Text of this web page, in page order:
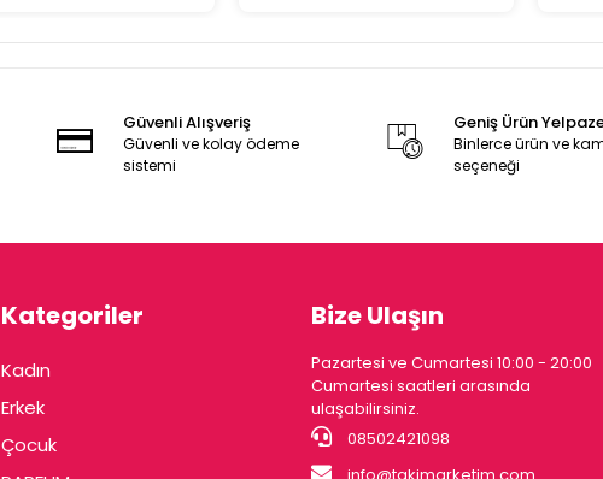
Güvenli Alışveriş
Güvenli ve kolay ödeme
sistemi
Geniş Ürün
Binlerce ürün ve
seçeneği
Kategoriler
Kadın
Erkek
Çocuk
Bize Ulaşın
Pazartesi ve Cumartesi 10:00 - 20:00
Cumartesi saatleri arasında
ulaşabilirsiniz.
08502421098